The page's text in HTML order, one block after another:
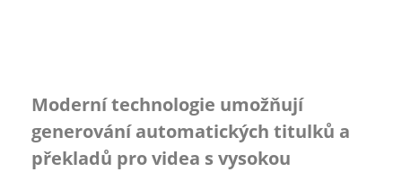
Moderní technologie umožňují
generování automatických titulků a
překladů pro videa s vysokou